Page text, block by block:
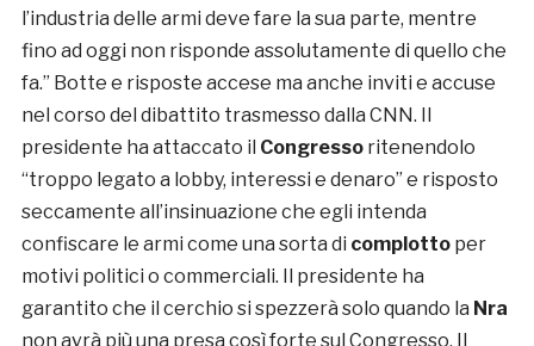
l’industria delle armi deve fare la sua parte, mentre
fino ad oggi non risponde assolutamente di quello che
fa.” Botte e risposte accese ma anche inviti e accuse
nel corso del dibattito trasmesso dalla CNN. Il
presidente ha attaccato il Congressoritenendolo
“troppo legato a lobby, interessi e denaro” e risposto
seccamente all’insinuazione che egli intenda
confiscare le armi come una sorta di complottoper
motivi politici o commerciali. Il presidente ha
garantito che il cerchio si spezzerà solo quando la Nra
non avrà più una presa così forte sul Congresso. Il